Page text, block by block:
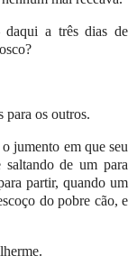
a três dias de
para os outros.
jumento em que seu
de um para
partir, quando um
do pobre cão, e